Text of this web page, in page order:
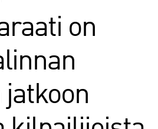
on